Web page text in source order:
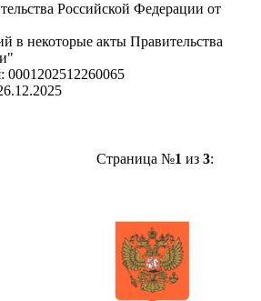
Российской Федерации от
в некоторые акты Правительства
0001202512260065
Страница №1 из 3: